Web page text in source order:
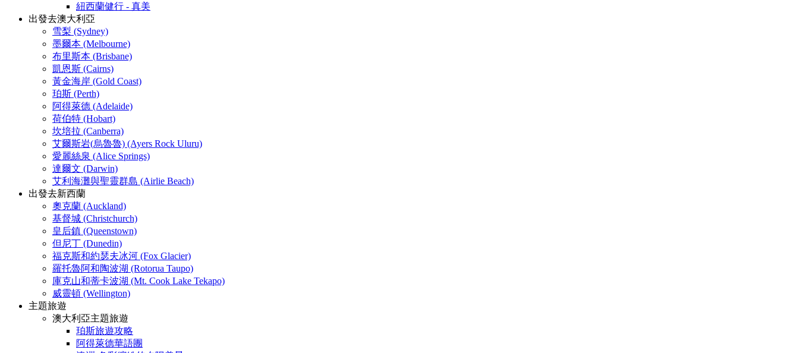
紐西蘭健行 - 真美
出發去澳大利亞
雪梨 (Sydney)
墨爾本 (Melbourne)
布里斯本 (Brisbane)
凱恩斯 (Cairns)
黃金海岸 (Gold Coast)
珀斯 (Perth)
阿得萊德 (Adelaide)
荷伯特 (Hobart)
坎培拉 (Canberra)
艾爾斯岩(烏魯魯) (Ayers Rock Uluru)
愛麗絲泉 (Alice Springs)
達爾文 (Darwin)
艾利海灘與聖靈群島 (Airlie Beach)
出發去新西蘭
奧克蘭 (Auckland)
基督城 (Christchurch)
皇后鎮 (Queenstown)
但尼丁 (Dunedin)
福克斯和約瑟夫冰河 (Fox Glacier)
羅托魯阿和陶波湖 (Rotorua Taupo)
庫克山和蒂卡波湖 (Mt. Cook Lake Tekapo)
威靈頓 (Wellington)
主題旅遊
澳大利亞主題旅遊
珀斯旅遊攻略
阿得萊德華語團